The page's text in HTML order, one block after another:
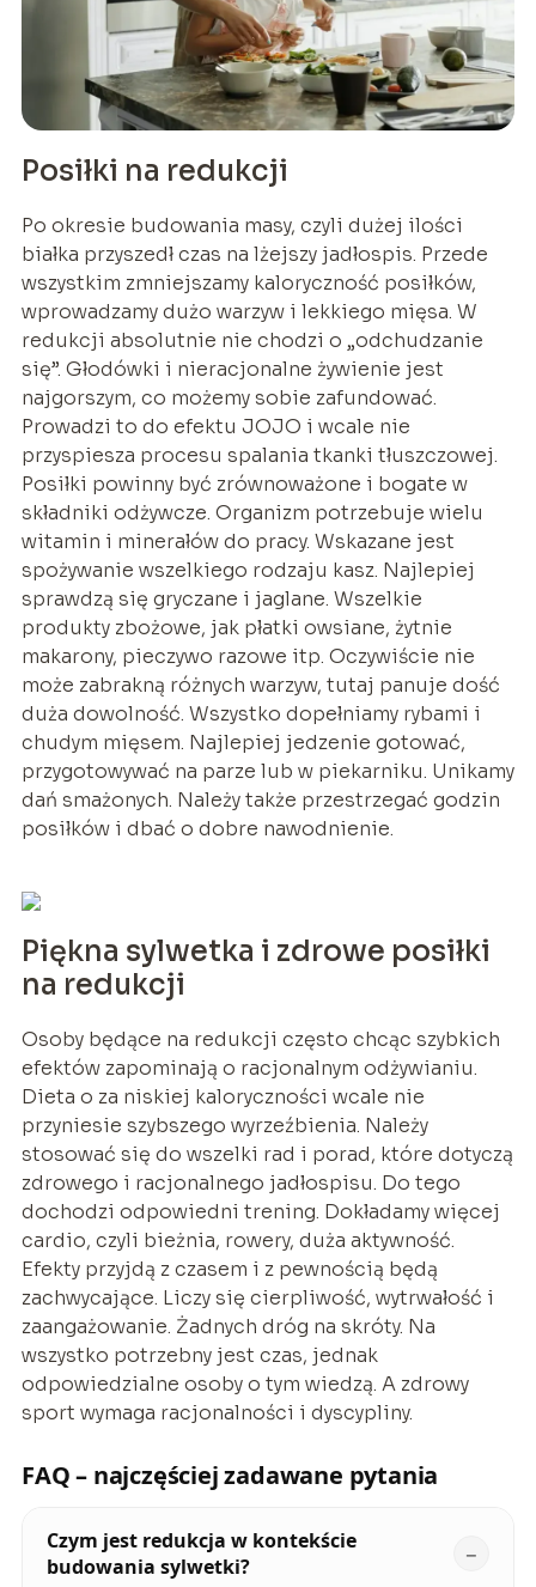
Posiłki na redukcji
Po okresie budowania masy, czyli dużej ilości
białka przyszedł czas na lżejszy jadłospis. Przede
wszystkim zmniejszamy kaloryczność posiłków,
wprowadzamy dużo warzyw i lekkiego mięsa. W
redukcji absolutnie nie chodzi o „odchudzanie
się”. Głodówki i nieracjonalne żywienie jest
najgorszym, co możemy sobie zafundować.
Prowadzi to do efektu JOJO i wcale nie
przyspiesza procesu spalania tkanki tłuszczowej.
Posiłki powinny być zrównoważone i bogate w
składniki odżywcze. Organizm potrzebuje wielu
witamin i minerałów do pracy. Wskazane jest
spożywanie wszelkiego rodzaju kasz. Najlepiej
sprawdzą się gryczane i jaglane. Wszelkie
produkty zbożowe, jak płatki owsiane, żytnie
makarony, pieczywo razowe itp. Oczywiście nie
może zabrakną różnych warzyw, tutaj panuje dość
duża dowolność. Wszystko dopełniamy rybami i
chudym mięsem. Najlepiej jedzenie gotować,
przygotowywać na parze lub w piekarniku. Unikamy
dań smażonych. Należy także przestrzegać godzin
posiłków i dbać o dobre nawodnienie.
Piękna sylwetka i zdrowe posiłki
na redukcji
Osoby będące na redukcji często chcąc szybkich
efektów zapominają o racjonalnym odżywianiu.
Dieta o za niskiej kaloryczności wcale nie
przyniesie szybszego wyrzeźbienia. Należy
stosować się do wszelki rad i porad, które dotyczą
zdrowego i racjonalnego jadłospisu. Do tego
dochodzi odpowiedni trening. Dokładamy więcej
cardio, czyli bieżnia, rowery, duża aktywność.
Efekty przyjdą z czasem i z pewnością będą
zachwycające. Liczy się cierpliwość, wytrwałość i
zaangażowanie. Żadnych dróg na skróty. Na
wszystko potrzebny jest czas, jednak
odpowiedzialne osoby o tym wiedzą. A zdrowy
sport wymaga racjonalności i dyscypliny.
FAQ – najczęściej zadawane pytania
Czym jest redukcja w kontekście
budowania sylwetki?